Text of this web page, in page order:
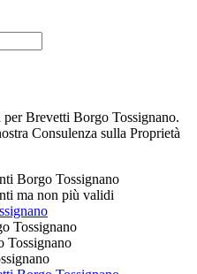
Brevetti Borgo Tossignano.
Consulenza sulla Proprietà
Borgo Tossignano
ma non più validi
Tossignano
Tossignano